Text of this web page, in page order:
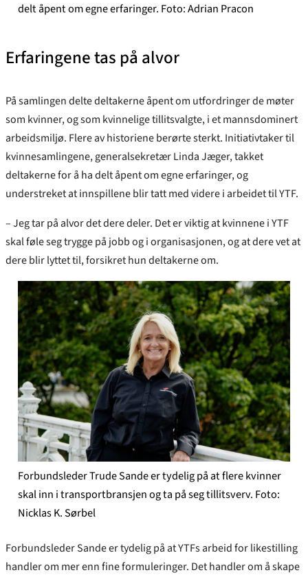
delt åpent om egne erfaringer. Foto: Adrian Pracon
Erfaringene tas på alvor
På samlingen delte deltakerne åpent om utfordringer de møter
som kvinner, og som kvinnelige tillitsvalgte, i et mannsdominert
arbeidsmiljø. Flere av historiene berørte sterkt. Initiativtaker til
kvinnesamlingene, generalsekretær Linda Jæger, takket
deltakerne for å ha delt åpent om egne erfaringer, og
understreket at innspillene blir tatt med videre i arbeidet til YTF.
– Jeg tar på alvor det dere deler. Det er viktig at kvinnene i YTF
skal føle seg trygge på jobb og i organisasjonen, og at dere vet at
dere blir lyttet til, forsikret hun deltakerne om.
Forbundsleder Trude Sande er tydelig på at flere kvinner
skal inn i transportbransjen og ta på seg tillitsverv. Foto:
Nicklas K. Sørbel
Forbundsleder Sande er tydelig på at YTFs arbeid for likestilling
handler om mer enn fine formuleringer. Det handler om å skape